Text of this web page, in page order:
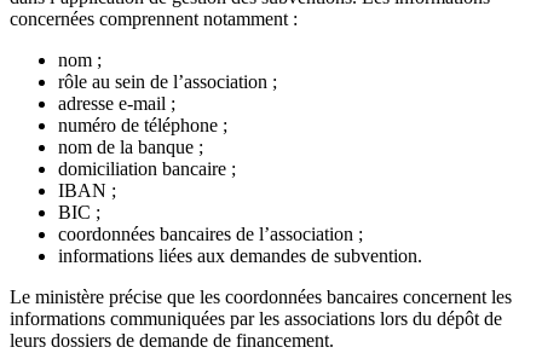
concernées comprennent notamment :
nom ;
rôle au sein de l’association ;
adresse e-mail ;
numéro de téléphone ;
nom de la banque ;
domiciliation bancaire ;
IBAN ;
BIC ;
coordonnées bancaires de l’association ;
informations liées aux demandes de subvention.
Le ministère précise que les coordonnées bancaires concernent les
informations communiquées par les associations lors du dépôt de
leurs dossiers de demande de financement.